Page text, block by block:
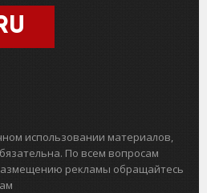
использовании материалов,
По всем вопросам
рекламы обращайтесь